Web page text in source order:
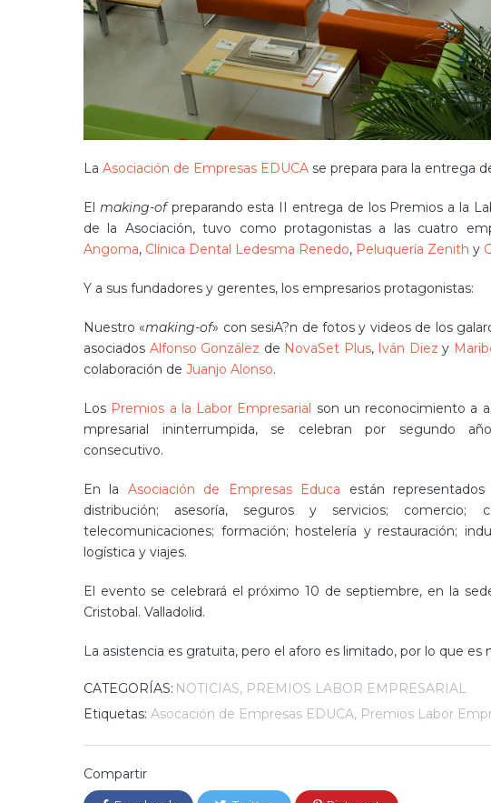
La Asociación de Empresas EDUCA se prepara para la entrega
El making-ofpreparando esta II entrega de los Premios a la
de la Asociación, tuvo como protagonistas a las cuatro
Angoma, Clínica Dental Ledesma Renedo, Peluquería Zenith y
Y a sus fundadores y gerentes, los empresarios protagonistas:
Nuestro «making-of» con sesiA?n de fotos y videos de los
asociados Alfonso González de NovaSet Plus, Iván Diez y
colaboración de Juanjo Alonso.
Los Premios a la Labor Empresarial son un reconocimiento a
mpresarial ininterrumpida, se celebran por segundo año
consecutivo.
En la Asociación de Empresas Educa están
distribución; asesoría, seguros y servicios; comercio;
telecomunicaciones; formación; hostelería y restauración;
logística y viajes.
El evento se celebrará el próximo 10 de septiembre, en la
Cristobal. Valladolid.
La asistencia es gratuita, pero el aforo es limitado, por lo que
CATEGORÍAS: NOTICIAS PREMIOS LABOR EMPRESARIAL
Etiquetas: Asocación de Empresas EDUCA, Premios Labor
Compartir